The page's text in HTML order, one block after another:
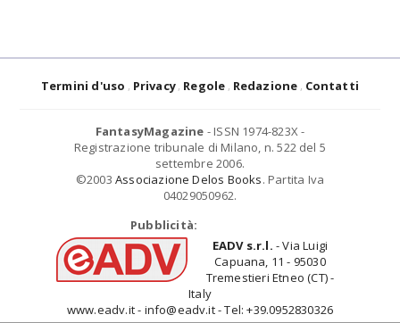
Termini d'uso Privacy Regole Redazione Contatti
FantasyMagazine - ISSN 1974-823X -
Registrazione tribunale di Milano, n. 522 del 5
settembre 2006.
©2003 Associazione Delos Books. Partita Iva
04029050962.
Pubblicità:
EADV s.r.l. - Via Luigi
Capuana, 11 - 95030
Tremestieri Etneo (CT) -
Italy
www.eadv.it - info@eadv.it - Tel: +39.0952830326